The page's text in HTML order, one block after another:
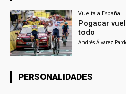
Vuelta a España
Pogacar
todo
Andrés Álvarez
PERSONALIDADES